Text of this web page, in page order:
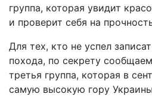
группа, которая увидит
и проверит себя на
Для тех, кто не успел
похода, по секрету
третья группа, которая в
самую высокую гору